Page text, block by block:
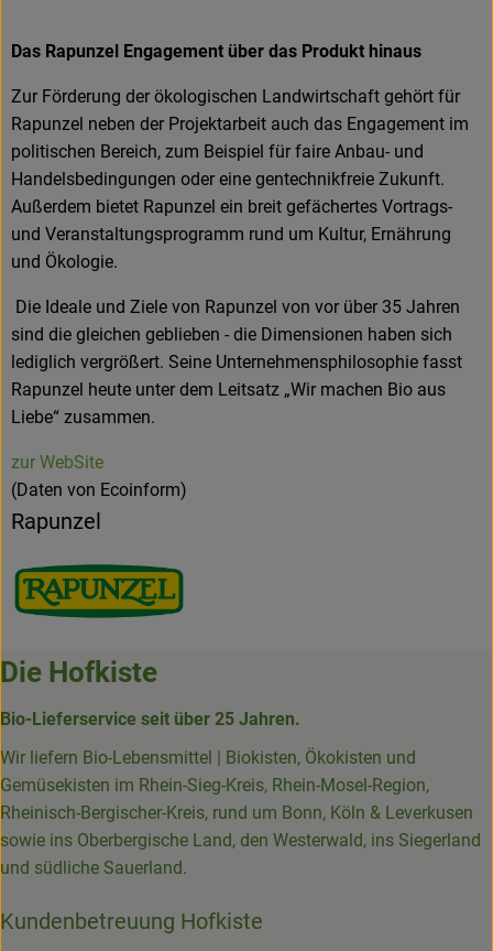
Das Rapunzel Engagement über das Produkt hinaus
Zur Förderung der ökologischen Landwirtschaft gehört für
Rapunzel neben der Projektarbeit auch das Engagement im
politischen Bereich, zum Beispiel für faire Anbau- und
Handelsbedingungen oder eine gentechnikfreie Zukunft.
Außerdem bietet Rapunzel ein breit gefächertes Vortrags-
und Veranstaltungsprogramm rund um Kultur, Ernährung
und Ökologie.
Die Ideale und Ziele von Rapunzel von vor über 35 Jahren
sind die gleichen geblieben - die Dimensionen haben sich
lediglich vergrößert. Seine Unternehmensphilosophie fasst
Rapunzel heute unter dem Leitsatz „Wir machen Bio aus
Liebe“ zusammen.
zur WebSite
(Daten von Ecoinform)
Rapunzel
Die Hofkiste
Bio-Lieferservice seit über 25 Jahren.
Wir liefern Bio-Lebensmittel | Biokisten, Ökokisten und
Gemüsekisten im Rhein-Sieg-Kreis, Rhein-Mosel-Region,
Rheinisch-Bergischer-Kreis, rund um Bonn, Köln & Leverkusen
sowie ins Oberbergische Land, den Westerwald, ins Siegerland
und südliche Sauerland.
Kundenbetreuung Hofkiste